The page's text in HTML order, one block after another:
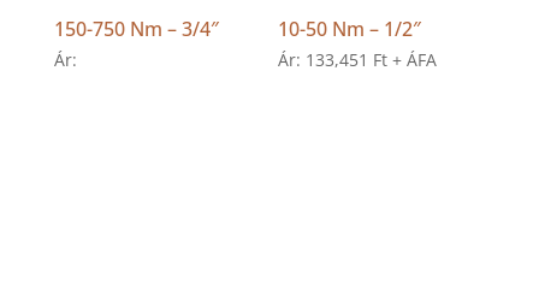
150-750 Nm – 3/4″
Ár:
10-50 Nm – 1/2″
Ár: 133,451 Ft + ÁFA